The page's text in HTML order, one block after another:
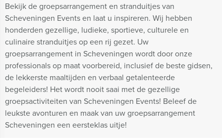
Bekijk de groepsarrangement en stranduitjes van
Scheveningen Events en laat u inspireren. Wij hebben
honderden gezellige, ludieke, sportieve, culturele en
culinaire stranduitjes op een rij gezet. Uw
groepsarrangement in Scheveningen wordt door onze
professionals op maat voorbereid, inclusief de beste gidsen,
de lekkerste maaltijden en verbaal getalenteerde
begeleiders! Het wordt nooit saai met de gezellige
groepsactiviteiten van Scheveningen Events! Beleef de
leukste avonturen en maak van uw groepsarrangement
Scheveningen een eersteklas uitje!